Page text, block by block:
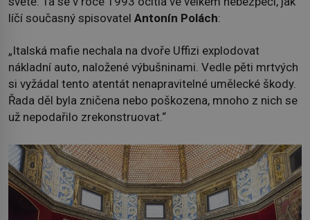
líčí současný spisovatel Antonín Polách:
„Italská mafie nechala na dvoře Uffizi explodovat
nákladní auto, naložené výbušninami. Vedle pěti mrtvých
si vyžádal tento atentát nenapravitelné umělecké škody.
Řada děl byla zničena nebo poškozena, mnoho z nich se
už nepodařilo zrekonstruovat.“